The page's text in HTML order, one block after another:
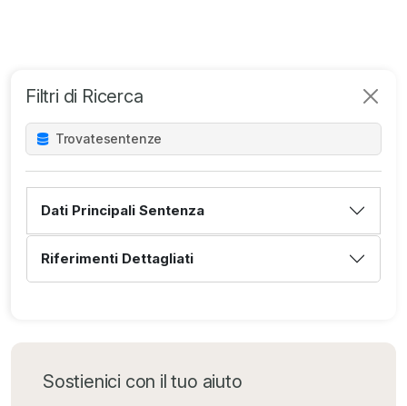
Filtri di Ricerca
Trovatesentenze
Dati Principali Sentenza
Riferimenti Dettagliati
Sostienici con il tuo aiuto